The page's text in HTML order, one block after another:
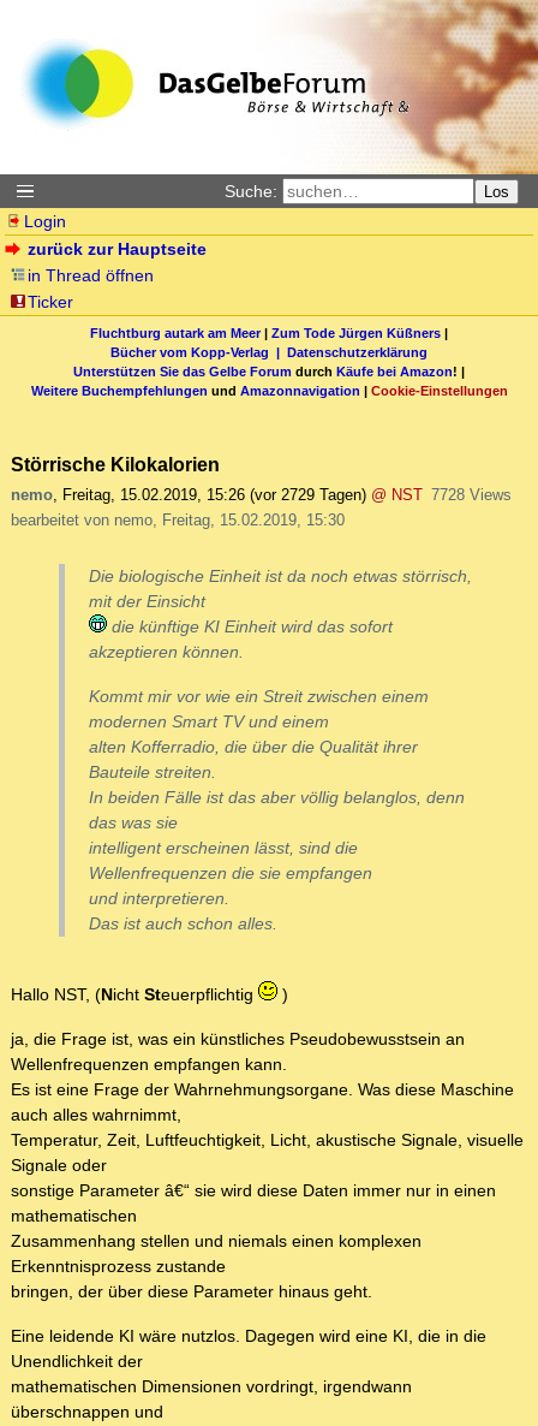
Suche: Los
Login
zurück zur Hauptseite
in Thread öffnen
Ticker
Fluchtburg autark am Meer| Zum Tode Jürgen Küßners |
Bücher vom Kopp-Verlag | Datenschutzerklärung
Unterstützen Sie das Gelbe Forum durch Käufe bei Amazon! |
Weitere Buchempfehlungen und Amazonnavigation | Cookie-Einstellungen
Störrische Kilokalorien
nemo, Freitag, 15.02.2019, 15:26 (vor 2729 Tagen) @ NST 7728 Views
bearbeitet von nemo, Freitag, 15.02.2019, 15:30
Die biologische Einheit ist da noch etwas störrisch,
mit der Einsicht
die künftige KI Einheit wird das sofort
akzeptieren können.
Kommt mir vor wie ein Streit zwischen einem
modernen Smart TV und einem
alten Kofferradio, die über die Qualität ihrer
Bauteile streiten.
In beiden Fälle ist das aber völlig belanglos, denn
das was sie
intelligent erscheinen lässt, sind die
Wellenfrequenzen die sie empfangen
und interpretieren.
Das ist auch schon alles.
Hallo NST, (Nicht Steuerpflichtig )
ja, die Frage ist, was ein künstliches Pseudobewusstsein an
Wellenfrequenzen empfangen kann.
Es ist eine Frage der Wahrnehmungsorgane. Was diese Maschine
auch alles wahrnimmt,
Temperatur, Zeit, Luftfeuchtigkeit, Licht, akustische Signale, visuelle
Signale oder
sonstige Parameter â€“ sie wird diese Daten immer nur in einen
mathematischen
Zusammenhang stellen und niemals einen komplexen
Erkenntnisprozess zustande
bringen, der über diese Parameter hinaus geht.
Eine leidende KI wäre nutzlos. Dagegen wird eine KI, die in die
Unendlichkeit der
mathematischen Dimensionen vordringt, irgendwann
überschnappen und